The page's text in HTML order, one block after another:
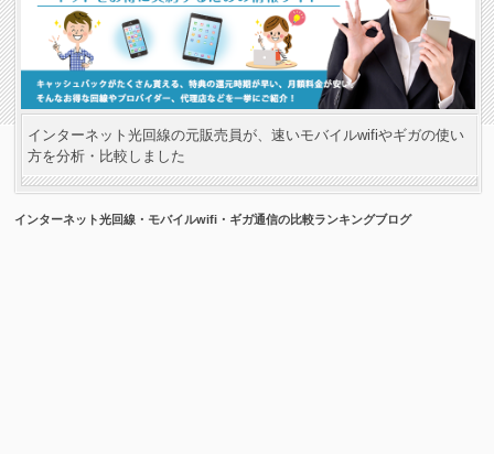
インターネット光回線の元販売員が、速いモバイルwifiやギガの使い
方を分析・比較しました
インターネット光回線・モバイルwifi・ギガ通信の比較ランキングブログ